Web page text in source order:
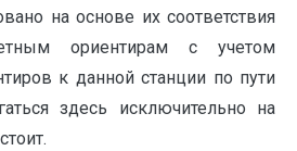
на основе их соответствия
ориентирам с учетом
к данной станции по пути
здесь исключительно на